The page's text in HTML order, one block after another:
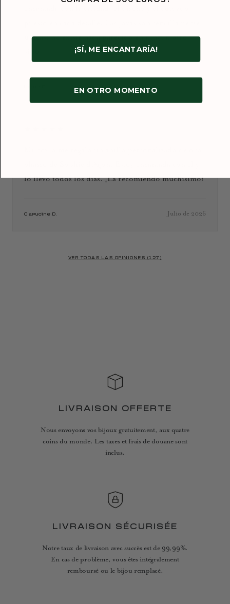
únicas: no existe nada parecido en ningún otro
lo llevo todos los días. ¡La recomiendo muchísimo!
Capucine D. Julio de 2026
VER TODAS LAS OPINIONES (127)
LIVRAISON OFFERTE
Nous envoyons vos bijoux gratuitement, aux quatre
coins du monde. Les taxes et frais de douane sont
inclus.
LIVRAISON SÉCURISÉE
Notre taux de livraison avec succès est de 99,99%.
En cas de problème, vous êtes intégralement
remboursé ou le bijou remplacé.
¡SÍ, ME ENCANTARÍA!
EN OTRO MOMENTO